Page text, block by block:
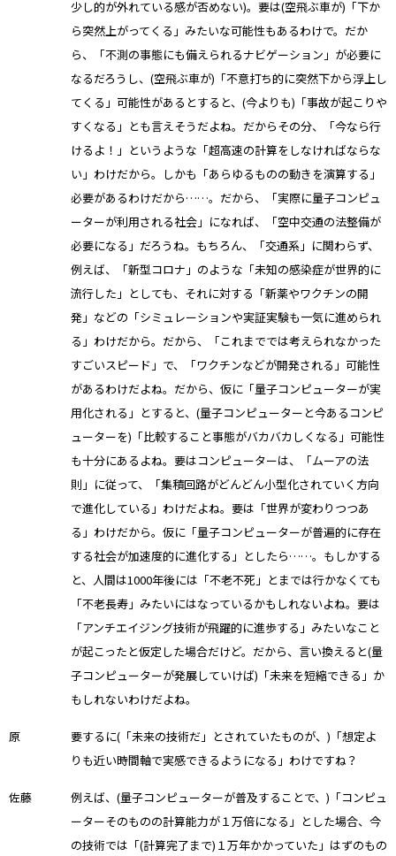
少し的が外れている感が否めない)。要は(空飛ぶ車が)「下か
ら突然上がってくる」みたいな可能性もあるわけで。だか
ら、「不測の事態にも備えられるナビゲーション」が必要に
なるだろうし、(空飛ぶ車が)「不意打ち的に突然下から浮上し
てくる」可能性があるとすると、(今よりも)「事故が起こりや
すくなる」とも言えそうだよね。だからその分、「今なら行
けるよ！」というような「超高速の計算をしなければならな
い」わけだから。しかも「あらゆるものの動きを演算する」
必要があるわけだから……。だから、「実際に量子コンピュ
ーターが利用される社会」になれば、「空中交通の法整備が
必要になる」だろうね。もちろん、「交通系」に関わらず、
例えば、「新型コロナ」のような「未知の感染症が世界的に
流行した」としても、それに対する「新薬やワクチンの開
発」などの「シミュレーションや実証実験も一気に進められ
る」わけだから。だから、「これまででは考えられなかった
すごいスピード」で、「ワクチンなどが開発される」可能性
があるわけだよね。だから、仮に「量子コンピューターが実
用化される」とすると、(量子コンピューターと今あるコンピ
ューターを)「比較すること事態がバカバカしくなる」可能性
も十分にあるよね。要はコンピューターは、「ムーアの法
則」に従って、「集積回路がどんどん小型化されていく方向
で進化している」わけだよね。要は「世界が変わりつつあ
る」わけだから。仮に「量子コンピューターが普遍的に存在
する社会が加速度的に進化する」としたら……。もしかする
と、人間は1000年後には「不老不死」とまでは行かなくても
「不老長寿」みたいにはなっているかもしれないよね。要は
「アンチエイジング技術が飛躍的に進歩する」みたいなこと
が起こったと仮定した場合だけど。だから、言い換えると(量
子コンピューターが発展していけば)「未来を短縮できる」か
もしれないわけだよね。
原
要するに(「未来の技術だ」とされていたものが、)「想定よ
りも近い時間軸で実感できるようになる」わけですね？
佐藤
例えば、(量子コンピューターが普及することで、)「コンピュ
ーターそのものの計算能力が１万倍になる」とした場合、今
の技術では「(計算完了まで)１万年かかっていた」はずのもの